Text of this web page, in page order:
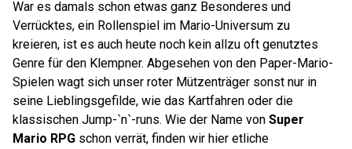
War es damals schon etwas ganz Besonderes und
Verrücktes, ein Rollenspiel im Mario-Universum zu
kreieren, ist es auch heute noch kein allzu oft genutztes
Genre für den Klempner. Abgesehen von den Paper-Mario-
Spielen wagt sich unser roter Mützenträger sonst nur in
seine Lieblingsgefilde, wie das Kartfahren oder die
klassischen Jump-ˋnˋ-runs. Wie der Name von Super
Mario RPG schon verrät, finden wir hier etliche